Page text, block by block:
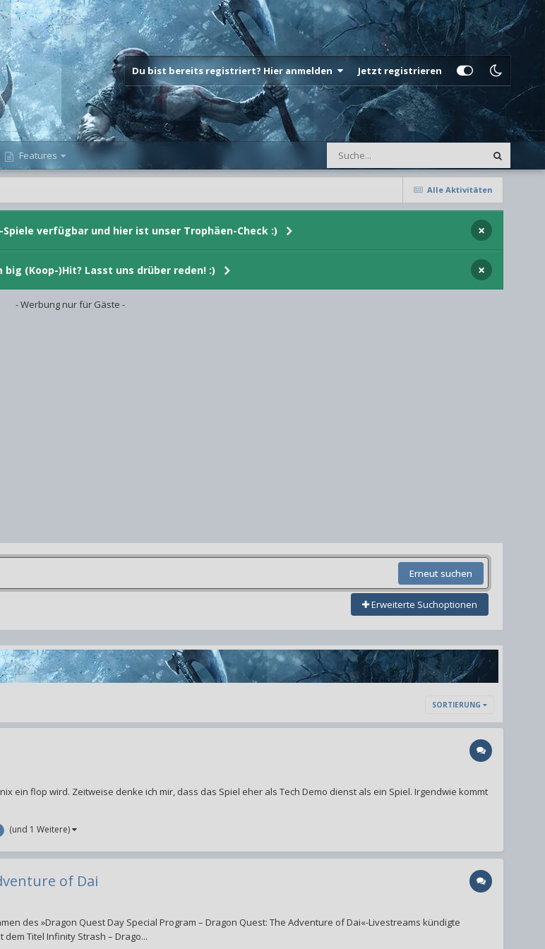
Du bist bereits registriert? Hier anmelden Jetzt registrieren
Features
Alle Aktivitäten
Spiele verfügbar und hier ist unser Trophäen-Check :) ×
big (Koop-)Hit? Lasst uns drüber reden! :) ×
- Werbung nur für Gäste -
Erneut suchen
Erweiterte Suchoptionen
SORTIERUNG
ein flop wird. Zeitweise denke ich mir, dass das Spiel eher als Tech Demo dienst als ein Spiel. Irgendwie kommt
(und 1 Weitere)
of Dai
des »Dragon Quest Day Special Program – Dragon Quest: The Adventure of Dai«-Livestreams kündigte
Titel Infinity Strash – Drago...